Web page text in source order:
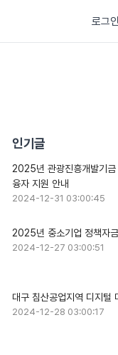
로그인
인기글
2025년 관광진흥개발기금
융자 지원 안내
2024-12-31 03:00:45
2025년 중소기업 정책자
2024-12-27 03:00:51
대구 침산공업지역 디지털
2024-12-28 03:00:17